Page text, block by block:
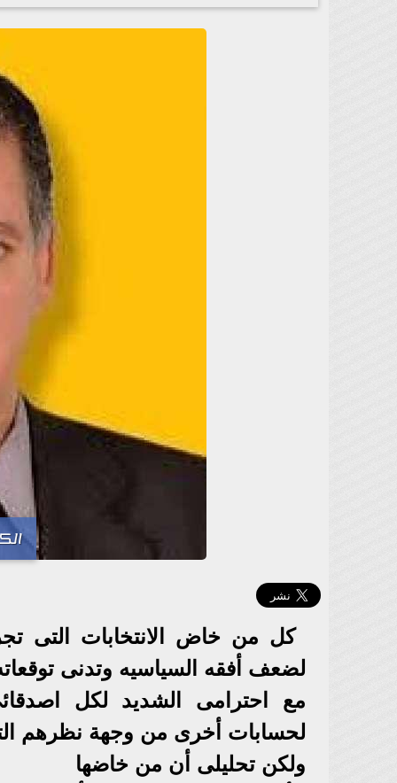
كل من خاض الانتخابات التى
لضعف أفقه السياسيه وتدنى
مع احترامى الشديد لكل
لحسابات أخرى من وجهة نظرهم
ولكن تحليلى أن من خاضها